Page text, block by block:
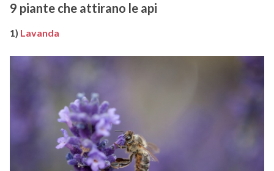
9 piante che attirano le api
1) Lavanda